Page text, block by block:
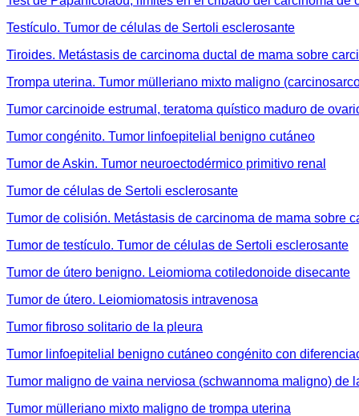
Testículo. Tumor de células de Sertoli esclerosante
Tiroides. Metástasis de carcinoma ductal de mama sobre
Trompa uterina. Tumor mülleriano mixto maligno
Tumor carcinoide estrumal, teratoma quístico maduro de
Tumor congénito. Tumor linfoepitelial benigno cutáneo
Tumor de Askin. Tumor neuroectodérmico primitivo renal
Tumor de células de Sertoli esclerosante
Tumor de colisión. Metástasis de carcinoma de mama sobre
Tumor de testículo. Tumor de células de Sertoli esclerosante
Tumor de útero benigno. Leiomioma cotiledonoide disecante
Tumor de útero. Leiomiomatosis intravenosa
Tumor fibroso solitario de la pleura
Tumor linfoepitelial benigno cutáneo congénito con
Tumor maligno de vaina nerviosa (schwannoma maligno) de
Tumor mülleriano mixto maligno de trompa uterina